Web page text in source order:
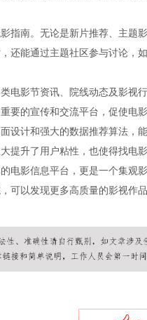
指南。无论是新片推荐、主题
还能通过主题社区参与讨论，
电影节资讯、院线动态及影视
要的宣传和交流平台，促使电
设计和强大的数据推荐算法，
提升了用户粘性，也使得找电
电影信息平台，更是一个集观
可以发现更多高质量的影视作